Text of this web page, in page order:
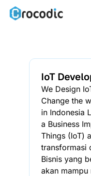
IoT
We Design
Change the
in Indonesia
a Business
Things (IoT)
transformasi
Bisnis yang
akan mampu